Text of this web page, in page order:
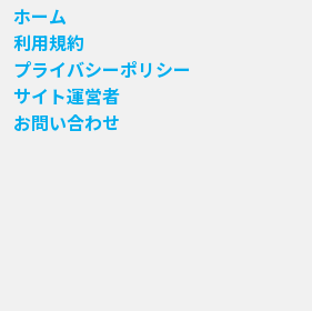
ホーム
利用規約
プライバシーポリシー
サイト運営者
お問い合わせ